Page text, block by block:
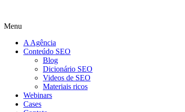
Menu
A Agência
Conteúdo SEO
Blog
Dicionário SEO
Videos de SEO
Materiais ricos
Webinars
Cases